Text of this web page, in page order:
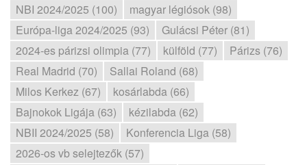
NBI 2024/2025 (100)
magyar légiósok (98)
Európa-liga 2024/2025 (93)
Gulácsi Péter (81)
2024-es párizsi olimpia (77)
külföld (77)
Párizs (76)
Real Madrid (70)
Sallai Roland (68)
Milos Kerkez (67)
kosárlabda (66)
Bajnokok Ligája (63)
kézilabda (62)
NBII 2024/2025 (58)
Konferencia Liga (58)
2026-os vb selejtezők (57)